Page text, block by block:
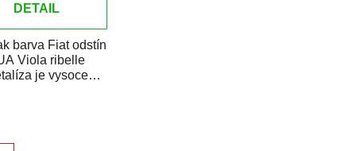
DETAIL
barva Fiat odstín
Viola ribelle
je vysoce